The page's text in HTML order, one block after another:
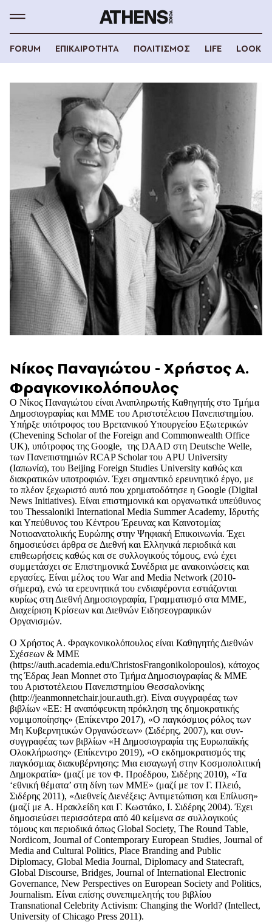
FORUM ΕΠΙΚΑΙΡΟΤΗΤΑ ΠΟΛΙΤΙΣΜΟΣ LIFE LOOK
Νίκος Παναγιώτου - Χρήστος Α.
Φραγκονικολόπουλος
Ο Νίκος Παναγιώτου είναι Αναπληρωτής Καθηγητής στο Τμήμα
Δημοσιογραφίας και ΜΜΕ του Αριστοτέλειου Πανεπιστημίου.
Υπήρξε υπότροφος του Βρετανικού Υπουργείου Εξωτερικών
(Chevening Scholar of the Foreign and Commonwealth Office
UK), υπότροφος της Google, της DAAD στη Deutsche Welle,
των Πανεπιστημιών RCAP Scholar του APU University
(Ιαπωνία), του Beijing Foreign Studies University καθώς και
διακρατικών υποτροφιών. Έχει σημαντικό ερευνητικό έργο, με
το πλέον ξεχωριστό αυτό που χρηματοδότησε η Google (Digital
News Initiatives). Είναι επιστημονικά και οργανωτικά υπεύθυνος
του Thessaloniki International Media Summer Academy, Ιδρυτής
και Υπεύθυνος του Κέντρου Έρευνας και Καινοτομίας
Νοτιοανατολικής Ευρώπης στην Ψηφιακή Επικοινωνία. Έχει
δημοσιεύσει άρθρα σε Διεθνή και Ελληνικά περιοδικά και
επιθεωρήσεις καθώς και σε συλλογικούς τόμους, ενώ έχει
συμμετάσχει σε Επιστημονικά Συνέδρια με ανακοινώσεις και
εργασίες. Είναι μέλος του War and Media Network (2010-
σήμερα), ενώ τα ερευνητικά του ενδιαφέροντα εστιάζονται
κυρίως στη Διεθνή Δημοσιογραφία, Γραμματισμό στα ΜΜΕ,
Διαχείριση Κρίσεων και Διεθνών Ειδησεογραφικών
Οργανισμών.
Ο Χρήστος Α. Φραγκονικολόπουλος είναι Καθηγητής Διεθνών
Σχέσεων & ΜΜΕ
(https://auth.academia.edu/ChristosFrangonikolopoulos), κάτοχος
της Έδρας Jean Monnet στο Τμήμα Δημοσιογραφίας & ΜΜΕ
του Αριστοτέλειου Πανεπιστημίου Θεσσαλονίκης
(http://jeanmonnetchair.jour.auth.gr). Είναι συγγραφέας των
βιβλίων «ΕΕ: Η αναπόφευκτη πρόκληση της δημοκρατικής
νομιμοποίησης» (Επίκεντρο 2017), «Ο παγκόσμιος ρόλος των
Μη Κυβερνητικών Οργανώσεων» (Σιδέρης, 2007), και συν-
συγγραφέας των βιβλίων «Η Δημοσιογραφία της Ευρωπαϊκής
Ολοκλήρωσης» (Επίκεντρο 2019), «Ο εκδημοκρατισμός της
παγκόσμιας διακυβέρνησης: Μια εισαγωγή στην Κοσμοπολιτική
Δημοκρατία» (μαζί με τον Φ. Προέδρου, Σιδέρης 2010), «Τα
‘εθνική θέματα’ στη δίνη των ΜΜΕ» (μαζί με τον Γ. Πλειό,
Σιδέρης 2011), «Διεθνείς Διενέξεις: Αντιμετώπιση και Επίλυση»
(μαζί με Α. Ηρακλείδη και Γ. Κωστάκο, Ι. Σιδέρης 2004). Έχει
δημοσιεύσει περισσότερα από 40 κείμενα σε συλλογικούς
τόμους και περιοδικά όπως Global Society, The Round Table,
Nordicom, Journal of Contemporary European Studies, Journal of
Media and Cultural Politics, Place Branding and Public
Diplomacy, Global Media Journal, Diplomacy and Statecraft,
Global Discourse, Bridges, Journal of International Electronic
Governance, New Perspectives on European Society and Politics,
Journalism. Είναι επίσης συνεπιμελητής του βιβλίου
Transnational Celebrity Activism: Changing the World? (Intellect,
University of Chicago Press 2011).